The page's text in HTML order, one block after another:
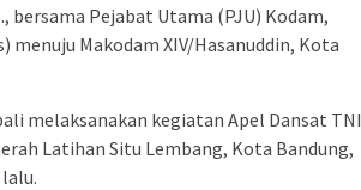
bersama Pejabat Utama (PJU) Kodam,
Makodam XIV/Hasanuddin, Kota
melaksanakan kegiatan Apel Dansat TNI
Latihan Situ Lembang, Kota Bandung,